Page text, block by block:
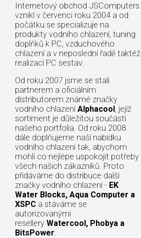
Internetový obchod JSComputers
vznikl v červenci roku 2004 a od
počátku se specializuje na
produkty vodního chlazení, tuning
doplňků k PC, vzduchového
chlazení a v neposlední řadě taktéž
realizací PC sestav.
Od roku 2007 jsme se stali
partnerem a oficiálním
distributorem známé značky
vodního chlazení Alphacool, jejíž
sortiment je důležitou součástí
našeho portfolia. Od roku 2008
dále doplňujeme naší nabídku
vodního chlazení tak, abychom
mohli co nejlépe uspokojit potřeby
všech našich zákazníků. Proto
přidáváme do distribuce další
značky vodního chlazení - EK
Water Blocks, Aqua Computer a
XSPC a stáváme se
autorizovanými
resellery Watercool, Phobya a
BitsPower.